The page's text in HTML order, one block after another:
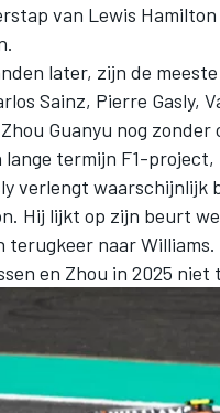
van Lewis Hamilton
.
later, zijn de
Sainz, Pierre Gasly,
Guanyu nog
lange termijn F1-
verlengt waarschijnlijk
Hij lijkt op zijn beurt
terugkeer naar
en Zhou in 2025